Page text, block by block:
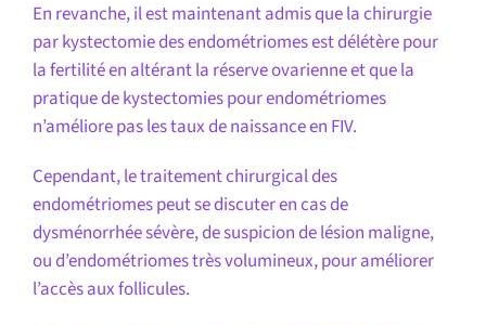
En revanche, il est maintenant admis que la chirurgie
par kystectomie des endométriomes est délétère pour
la fertilité en altérant la réserve ovarienne et que la
pratique de kystectomies pour endométriomes
n’améliore pas les taux de naissance en FIV.
Cependant, le traitement chirurgical des
endométriomes peut se discuter en cas de
dysménorrhée sévère, de suspicion de lésion maligne,
ou d’endométriomes très volumineux, pour améliorer
l’accès aux follicules.